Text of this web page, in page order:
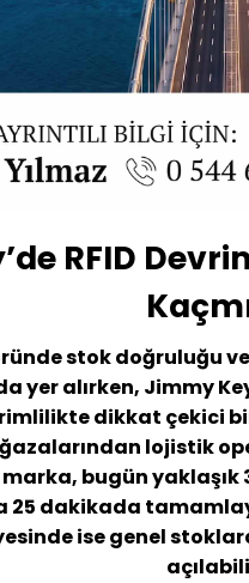
RFID
stok doğruluğu
yer alırken, Jimmy
dikkat çekici
lojistik
bugün yaklaşık
25 dakikada
ise genel